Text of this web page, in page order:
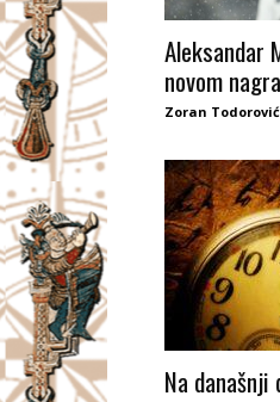
Č
Aleksandar
novom
Zoran Todorović
Na današnji